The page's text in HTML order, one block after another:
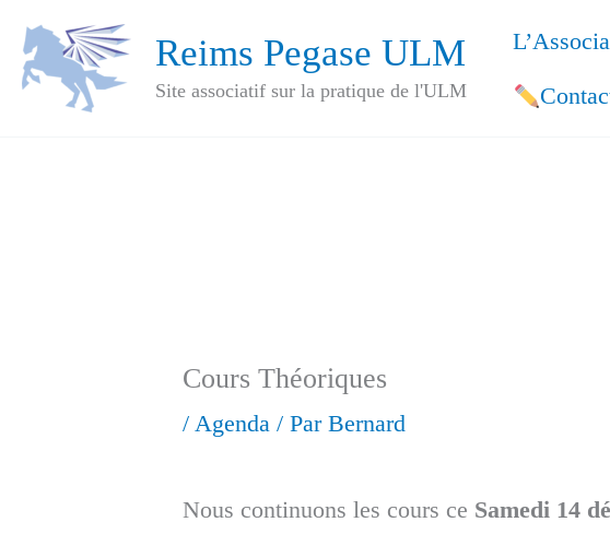
Aller
contenu
Reims Pegase ULM
Site associatif sur la pratique de l'ULM
Cours Théoriques
/ Agenda/ Par Bernard
Nous continuons les cours ce Samedi 14